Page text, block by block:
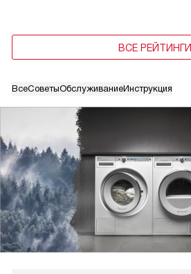
ВсеСоветыОбслуживаниеИнструкция
ВСЕ РЕЙТИНГИ